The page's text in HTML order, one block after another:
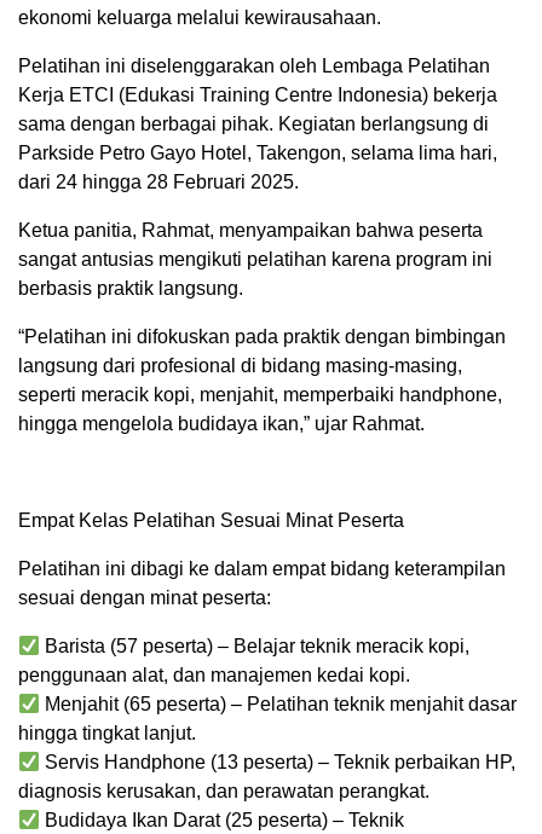
ekonomi keluarga melalui kewirausahaan.
Pelatihan ini diselenggarakan oleh Lembaga Pelatihan
Kerja ETCI (Edukasi Training Centre Indonesia) bekerja
sama dengan berbagai pihak. Kegiatan berlangsung di
Parkside Petro Gayo Hotel, Takengon, selama lima hari,
dari 24 hingga 28 Februari 2025.
Ketua panitia, Rahmat, menyampaikan bahwa peserta
sangat antusias mengikuti pelatihan karena program ini
berbasis praktik langsung.
“Pelatihan ini difokuskan pada praktik dengan bimbingan
langsung dari profesional di bidang masing-masing,
seperti meracik kopi, menjahit, memperbaiki handphone,
hingga mengelola budidaya ikan,” ujar Rahmat.
Empat Kelas Pelatihan Sesuai Minat Peserta
Pelatihan ini dibagi ke dalam empat bidang keterampilan
sesuai dengan minat peserta:
Barista (57 peserta) – Belajar teknik meracik kopi,
penggunaan alat, dan manajemen kedai kopi.
Menjahit (65 peserta) – Pelatihan teknik menjahit dasar
hingga tingkat lanjut.
Servis Handphone (13 peserta) – Teknik perbaikan HP,
diagnosis kerusakan, dan perawatan perangkat.
Budidaya Ikan Darat (25 peserta) – Teknik